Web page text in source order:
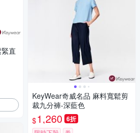
直
KeyWear奇威名品 麻料寬鬆剪
裁九分褲-深藍色
$1,260 6折